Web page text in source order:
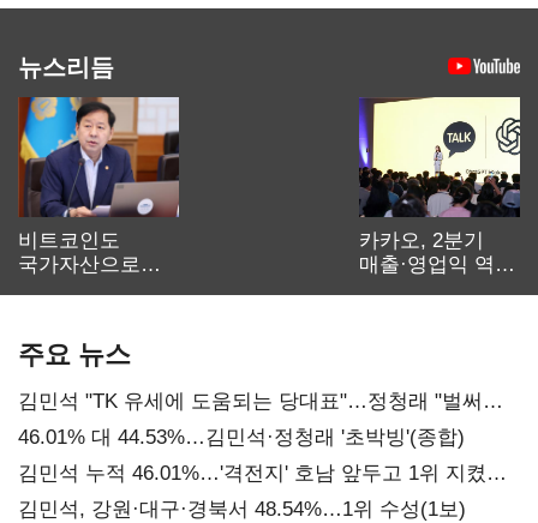
뉴스리듬
비트코인도
국가자산으로…'
카카오, 2분기
매출·영업익 역대
주요 뉴스
김민석 "TK 유세에 도움되는 당대표"…정청래 "벌써
대표된 양 당직 배분"
46.01% 대 44.53%…김민석·정청래 '초박빙'(종합)
김민석 누적 46.01%…'격전지' 호남 앞두고 1위 지켰다
(2보)
김민석, 강원·대구·경북서 48.54%…1위 수성(1보)